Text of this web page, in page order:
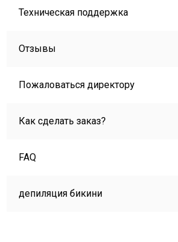
Техническая поддержка
Отзывы
Пожаловаться директору
Как сделать заказ?
FAQ
депиляция бикини